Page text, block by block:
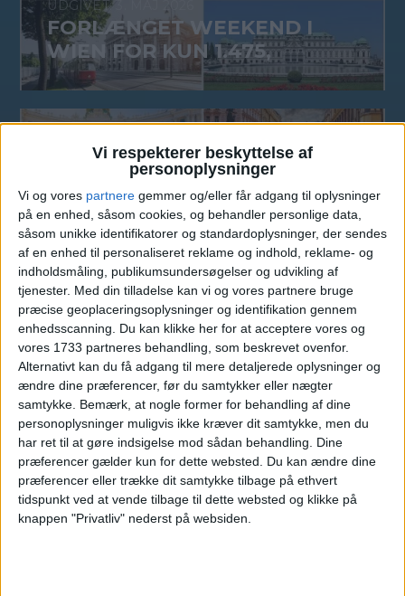
Vi respekterer beskyttelse af
personoplysninger
Vi og vores partnere gemmer og/eller får adgang til oplysninger
på en enhed, såsom cookies, og behandler personlige data,
såsom unikke identifikatorer og standardoplysninger, der sendes
af en enhed til personaliseret reklame og indhold, reklame- og
indholdsmåling, publikumsundersøgelser og udvikling af
tjenester. Med din tilladelse kan vi og vores partnere bruge
præcise geoplaceringsoplysninger og identifikation gennem
enhedsscanning. Du kan klikke her for at acceptere vores og
vores 1733 partneres behandling, som beskrevet ovenfor.
Alternativt kan du få adgang til mere detaljerede oplysninger og
ændre dine præferencer, før du samtykker eller nægter
samtykke. Bemærk, at nogle former for behandling af dine
personoplysninger muligvis ikke kræver dit samtykke, men du
har ret til at gøre indsigelse mod sådan behandling. Dine
præferencer gælder kun for dette websted. Du kan ændre dine
præferencer eller trække dit samtykke tilbage på ethvert
tidspunkt ved at vende tilbage til dette websted og klikke på
knappen "Privatliv" nederst på websiden.
FORLÆNGET WEEKEND I
WIEN FOR KUN 1.475,
17. APRIL 2026
FORLÆNGET WEEKEND I
WIEN FOR KUN 1.331,-
5. APRIL 2026
FORLÆNGET WEEKEND I
WIEN FOR KUN 1.562,-